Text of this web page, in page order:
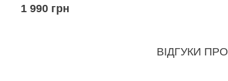
1 990 грн
ВІДГУКИ